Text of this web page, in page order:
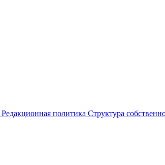
Редакционная политика Структура